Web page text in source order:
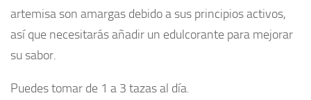
artemisa son amargas debido a sus principios activos,
así que necesitarás añadir un edulcorante para mejorar
su sabor.
Puedes tomar de 1 a 3 tazas al día.